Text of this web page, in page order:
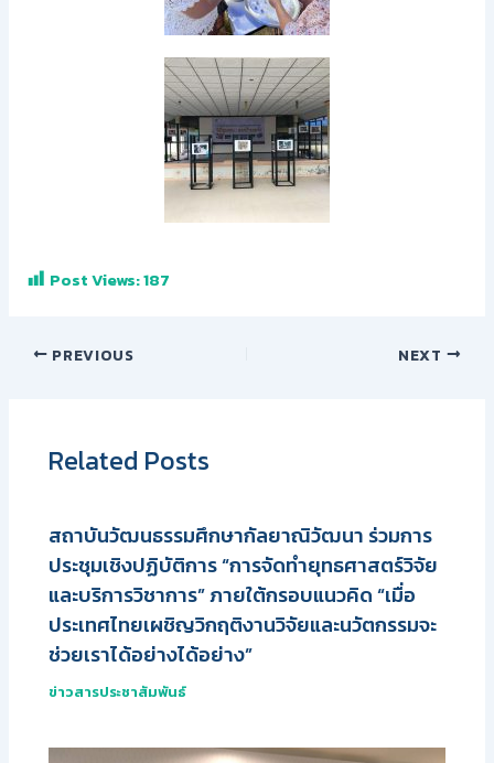
Post Views:187
PREVIOUS NEXT
Related Posts
สถาบันวัฒนธรรมศึกษากัลยาณิวัฒนา ร่วมการ
ประชุมเชิงปฏิบัติการ “การจัดทำยุทธศาสตร์วิจัย
และบริการวิชาการ” ภายใต้กรอบแนวคิด “เมื่อ
ประเทศไทยเผชิญวิกฤติงานวิจัยและนวัตกรรมจะ
ช่วยเราได้อย่างได้อย่าง”
ข่าวสารประชาสัมพันธ์